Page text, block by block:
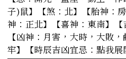
子)鼠】【煞：北】【胎神：
神：正北】【喜神：東南】【
【凶神：月害，大時，大敗
牢】
【時辰吉凶宜忌：點我展